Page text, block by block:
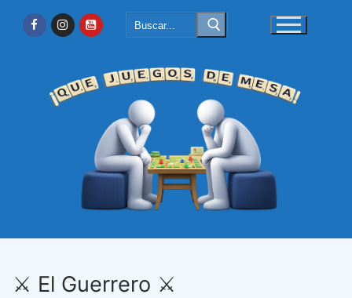
Buscar:
⚔️ El Guerrero ⚔️